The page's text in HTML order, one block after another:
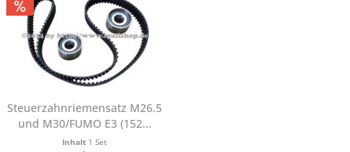
Steuerzahnriemensatz M26.5
und M30/FUMO E3 (152...
Inhalt 1 Set